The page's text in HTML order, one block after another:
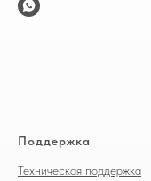
Поддержка
Техническая поддержка